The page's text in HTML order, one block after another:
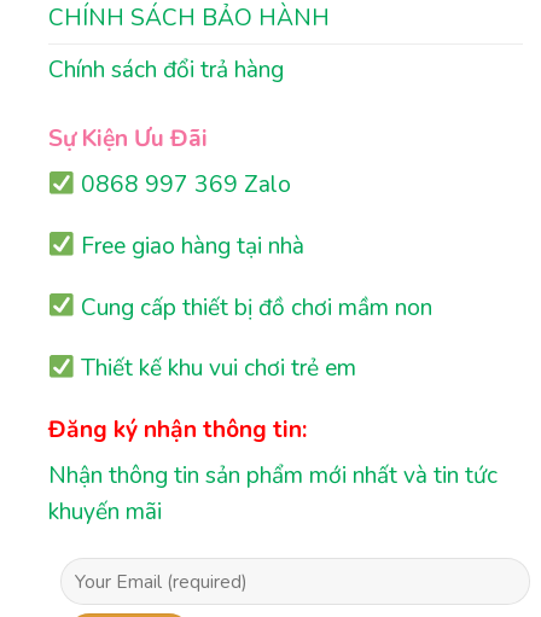
CHÍNH SÁCH BẢO HÀNH
Chính sách đổi trả hàng
Sự Kiện Ưu Đãi
0868 997 369 Zalo
Free giao hàng tại nhà
Cung cấp thiết bị đồ chơi mầm non
Thiết kế khu vui chơi trẻ em
Đăng ký nhận thông tin:
Nhận thông tin sản phẩm mới nhất và tin tức
khuyến mãi